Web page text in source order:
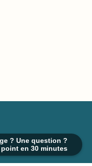
? Une question ?
en 30 minutes